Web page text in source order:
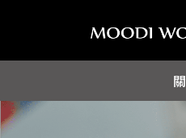
主
內